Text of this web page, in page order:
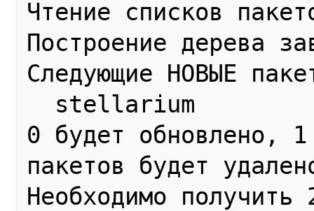
Чтение списков
Построение дерева
Следующие НОВЫЕ
0 будет обновлено,
пакетов будет
Необходимо получить